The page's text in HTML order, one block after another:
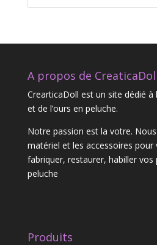
A propos de
CrearticaDoll est un site dédié à
et de l’ours en peluche.
Notre passion est la votre.
matériel et les accessoires
fabriquer, restaurer, habiller
peluche
Produits